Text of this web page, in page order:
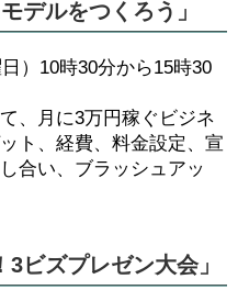
デルをつくろう」
）10時30分から15時30
、月に3万円稼ぐビジネ
ト、経費、料金設定、宣
合い、ブラッシュアッ
ビズプレゼン大会」